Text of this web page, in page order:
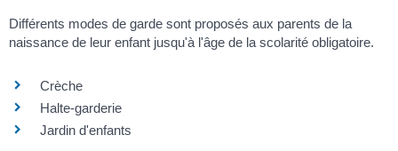
Différents modes de garde sont proposés aux parents de la
naissance de leur enfant jusqu'à l'âge de la scolarité obligatoire.
Crèche
Halte-garderie
Jardin d'enfants